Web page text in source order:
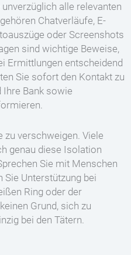
alle relevanten
Chatverläufe, E-
oder Screenshots
sind wichtige Beweise,
Ermittlungen entscheidend
Sie sofort den Kontakt zu
Ihre Bank sowie
zu verschweigen. Viele
genau diese Isolation
Sie mit Menschen
Sie Unterstützung bei
Ring oder der
Grund, sich zu
bei den Tätern.